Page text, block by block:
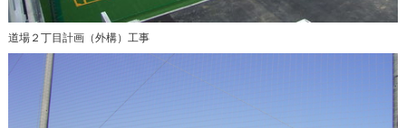
道場２丁目計画（外構）工事